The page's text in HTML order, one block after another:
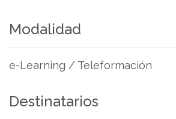
Modalidad
e-Learning / Teleformación
Destinatarios